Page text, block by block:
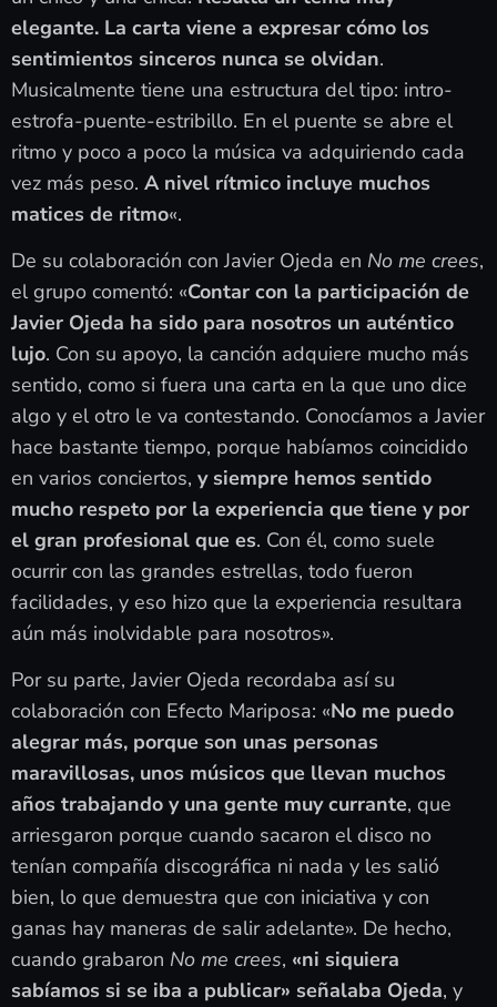
elegante. La carta viene a expresar cómo los
sentimientos sinceros nunca se olvidan.
Musicalmente tiene una estructura del tipo: intro-
estrofa-puente-estribillo. En el puente se abre el
ritmo y poco a poco la música va adquiriendo cada
vez más peso. A nivel rítmico incluye muchos
matices de ritmo«.
De su colaboración con Javier Ojeda en No me crees,
el grupo comentó: «Contar con la participación de
Javier Ojeda ha sido para nosotros un auténtico
lujo. Con su apoyo, la canción adquiere mucho más
sentido, como si fuera una carta en la que uno dice
algo y el otro le va contestando. Conocíamos a Javier
hace bastante tiempo, porque habíamos coincidido
en varios conciertos, y siempre hemos sentido
mucho respeto por la experiencia que tiene y por
el gran profesional que es. Con él, como suele
ocurrir con las grandes estrellas, todo fueron
facilidades, y eso hizo que la experiencia resultara
aún más inolvidable para nosotros».
Por su parte, Javier Ojeda recordaba así su
colaboración con Efecto Mariposa: «No me puedo
alegrar más, porque son unas personas
maravillosas, unos músicos que llevan muchos
años trabajando y una gente muy currante, que
arriesgaron porque cuando sacaron el disco no
tenían compañía discográfica ni nada y les salió
bien, lo que demuestra que con iniciativa y con
ganas hay maneras de salir adelante». De hecho,
cuando grabaron No me crees, «ni siquiera
sabíamos si se iba a publicar» señalaba Ojeda, y